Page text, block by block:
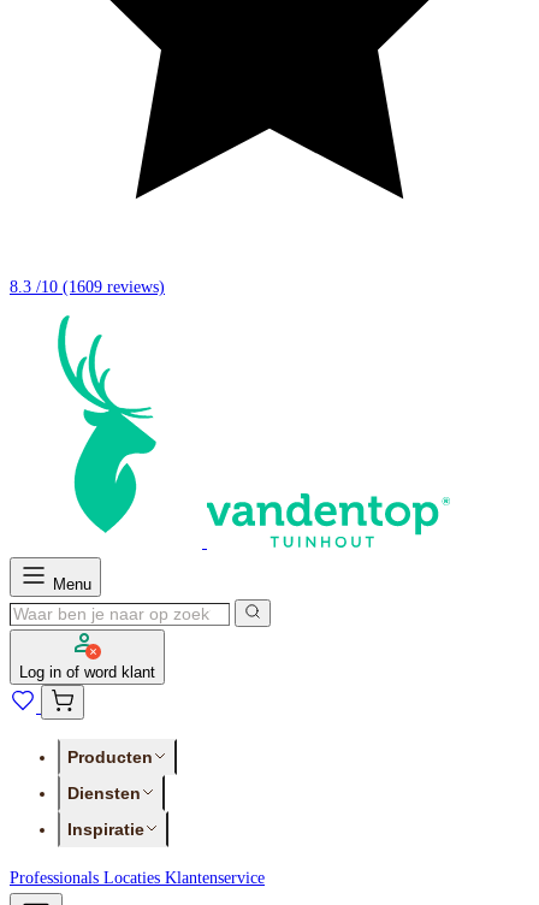
8.3 /10 (1609 reviews)
Menu
Log in of word klant
Producten
Diensten
Inspiratie
Professionals Locaties Klantenservice